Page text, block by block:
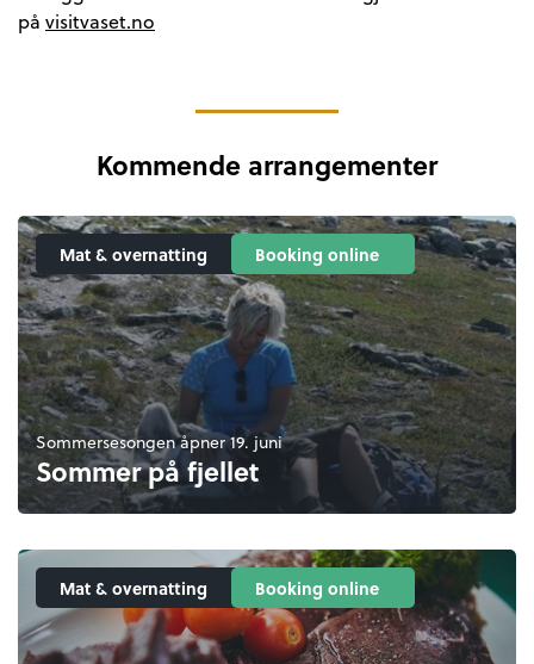
på visitvaset.no
Kommende arrangementer
Mat & overnatting Booking online
Sommersesongen åpner 19. juni
Sommer på fjellet
Mat & overnatting Booking online